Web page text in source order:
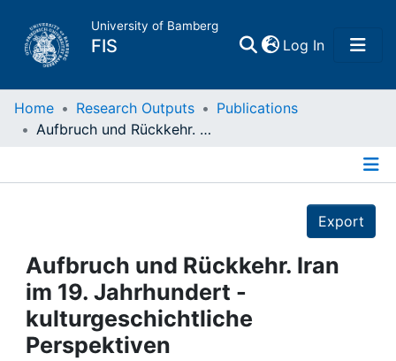
University of Bamberg
FIS Log In(current)
Home
Projects
People
Institutions
Home Research Outputs
Publications
Aufbruch und Rückkehr. Iran im 19. Jahrhundert - kulturgeschichtliche Perspektiven
Export
Aufbruch und Rückkehr. Iran
im 19. Jahrhundert -
kulturgeschichtliche
Perspektiven